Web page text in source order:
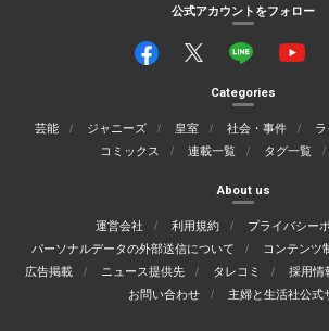
公式アカウントをフォロー
Categories
芸能 ジャニーズ 皇室 社会・事件 ラ
コミックス
連載一覧 タグ一覧
About us
運営会社 利用規約
プライバシー
パーソナルデータの外部送信について
コンテンツ
広告掲載
ニュース提供先 タレコミ 採用情
お問い合わせ
主婦と生活社公式